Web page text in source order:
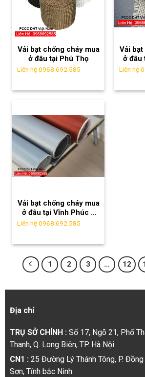
Vải bạt chống cháy mua
ở đâu tại Phú Thọ
Liên hệ 0968.692.585
Vải
ở đâu
Liên hệ
Vải bạt chống cháy mua
ở đâu tại Vĩnh Phúc ?
Khái niệm và công dụng
Liên hệ 0968.692.585
1 2 3 … 12
Địa chỉ
TRỤ SỞ CHÍNH : Số 17, Ngõ 21, Phố
Thanh, Q. Long Biên, TP. Hà Nội
CN1 : 25 Đường Lý Thánh Tông, P.
Sơn, Tỉnh bắc Ninh